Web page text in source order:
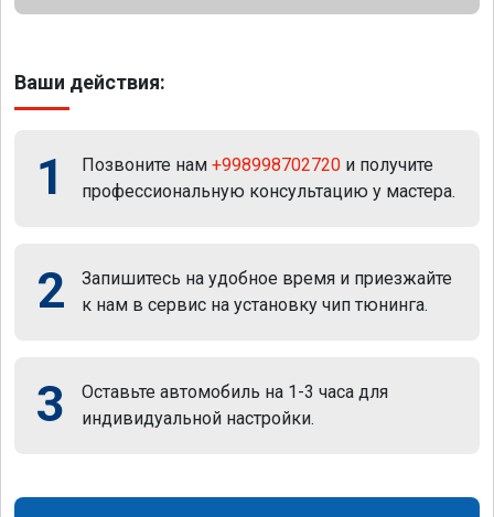
Ваши действия:
1 Позвоните нам +998998702720 и получите
профессиональную консультацию у мастера.
2
Запишитесь на удобное время и приезжайте
к нам в сервис на установку чип тюнинга.
3
Оставьте автомобиль на 1-3 часа для
индивидуальной настройки.